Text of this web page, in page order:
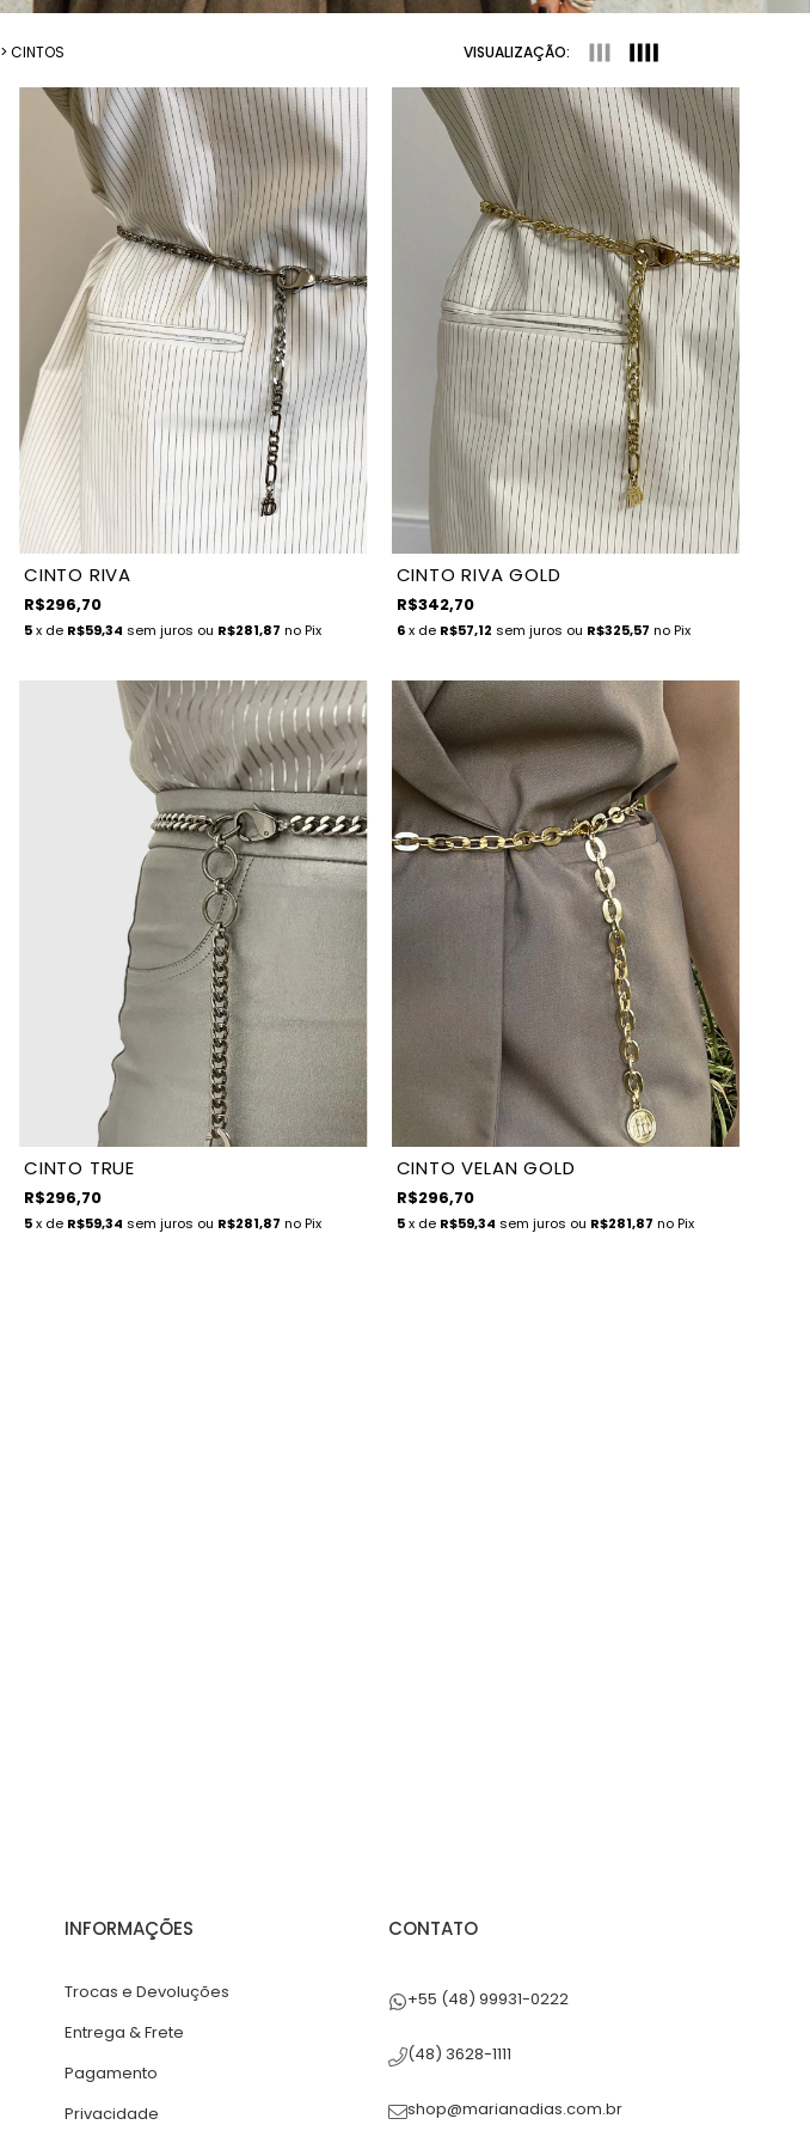
> CINTOS VISUALIZAÇÃO:
CINTO RIVA
R$296,70
5x de R$59,34 sem juros ou R$281,87 no Pix
CINTO RIVA GOLD
R$342,70
6 x de R$57,12 sem juros ou R$325,57 no Pix
CINTO TRUE
R$296,70
5x de R$59,34 sem juros ou R$281,87 no Pix
CINTO VELAN GOLD
R$296,70
5 x de R$59,34 sem juros ou R$281,87 no Pix
INFORMAÇÕES
Trocas e Devoluções
Entrega & Frete
Pagamento
Privacidade
CONTATO
+55 (48) 99931-0222
(48) 3628-1111
shop@marianadias.com.br